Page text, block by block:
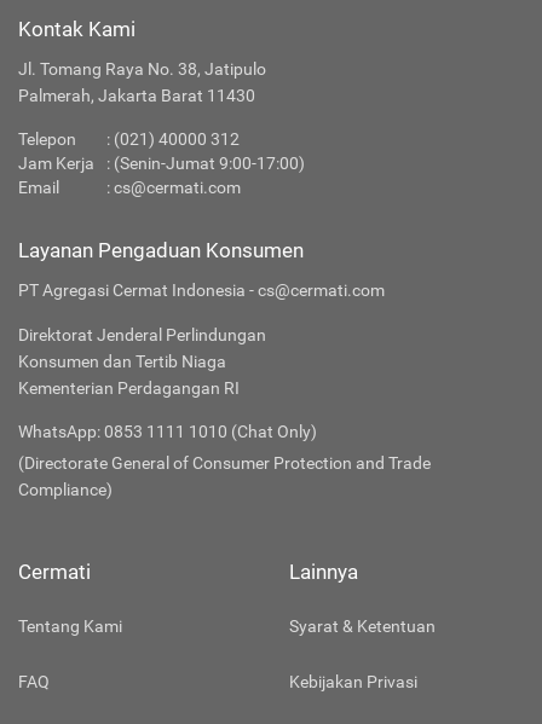
Kontak Kami
Jl. Tomang Raya No. 38, Jatipulo
Palmerah, Jakarta Barat 11430
Telepon : (021) 40000 312
Jam Kerja
: (Senin-Jumat 9:00-17:00)
Email
:cs@cermati.com
Layanan Pengaduan Konsumen
PT Agregasi Cermat Indonesia - cs@cermati.com
Direktorat Jenderal Perlindungan
Konsumen dan Tertib Niaga
Kementerian Perdagangan RI
WhatsApp: 0853 1111 1010 (Chat Only)
(Directorate General of Consumer Protection and Trade
Compliance)
Cermati
Tentang Kami
FAQ
Lainnya
Syarat & Ketentuan
Kebijakan Privasi